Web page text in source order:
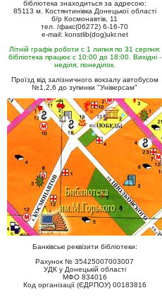
бібліотека знаходиться за адресою:
85113 м. Костянтинівка Донецької області
б/р Космонавтів, 11
тел. /факс(06272) 6-16-70
e-mail: konstlib(dog)ukr.net
Літній графік роботи с 1 липня по 31 серпня:
бібліотека працює с 10:00 до 18:00. Вихідні -
неділя, понеділок.
Проїзд від залізничного вокзалу автобусом
№1,2,6 до зупинки "Універсам"
Банківські реквізити бібліотеки:
Рахунок № 35425007003007
УДК у Донецькій області
МФО 834016
Код організації (ЄДРПОУ) 00183816